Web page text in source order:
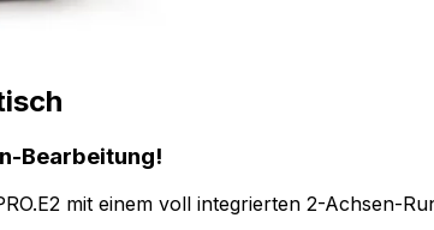
Bearbeitung!
mit einem voll integrierten 2-Achsen-